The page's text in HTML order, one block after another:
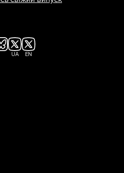
UA EN